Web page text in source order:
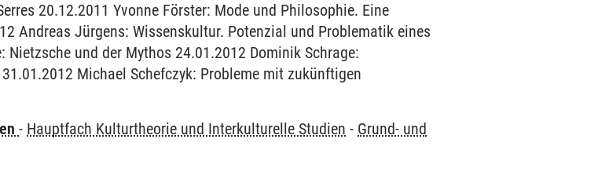
20.12.2011 Yvonne Förster: Mode und Philosophie. Eine
Andreas Jürgens: Wissenskultur. Potenzial und Problematik eines
und der Mythos 24.01.2012 Dominik Schrage:
Michael Schefczyk: Probleme mit zukünftigen
- Hauptfach Kulturtheorie und Interkulturelle Studien - Grund- und